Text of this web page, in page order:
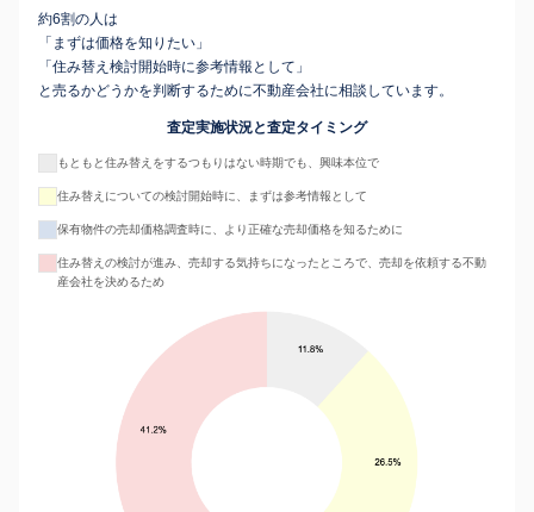
約6割の人は
「まずは価格を知りたい」
「住み替え検討開始時に参考情報として」
と売るかどうかを判断するために不動産会社に相談しています。
査定実施状況と査定タイミング
もともと住み替えをするつもりはない時期でも、興味本位で
住み替えについての検討開始時に、まずは参考情報として
保有物件の売却価格調査時に、より正確な売却価格を知るために
住み替えの検討が進み、売却する気持ちになったところで、売却を依頼する不動
産会社を決めるため